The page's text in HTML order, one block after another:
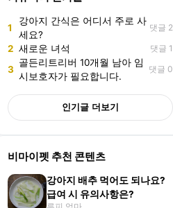
1
강아지 간식은 어디서 주로 사
세요?
댓글 2
2 새로운 녀석 댓글 1
3
골든리트리버 10개월 남아 임
시보호자가 필요합니다.
댓글 0
인기글 더보기
비마이펫 추천 콘텐츠
강아지 배추 먹어도 되나요?
급여 시 유의사항은?